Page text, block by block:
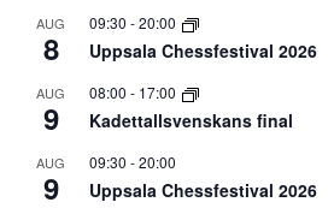
AUG
8
09:30 -20:00
Uppsala Chessfestival 2026
AUG
9
08:00 - 17:00
Kadettallsvenskans final
AUG
9
09:30 -20:00
Uppsala Chessfestival 2026